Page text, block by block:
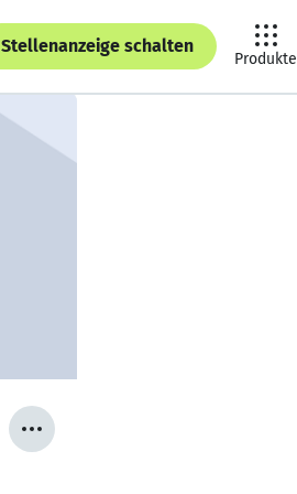
Stellenanzeige schalten
Produkte